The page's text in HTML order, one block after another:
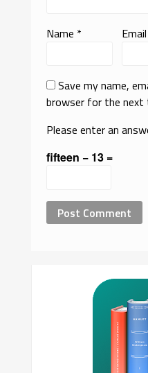
Name * Email
Save my name,
browser for the next
Please enter an
fifteen − 13 =